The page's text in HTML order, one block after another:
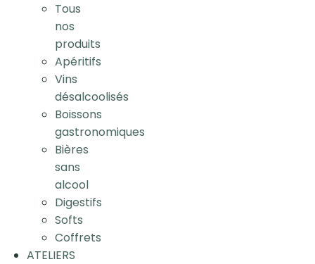
Tous
nos
produits
Apéritifs
Vins
désalcoolisés
Boissons
gastronomiques
Bières
sans
alcool
Digestifs
Softs
Coffrets
ATELIERS